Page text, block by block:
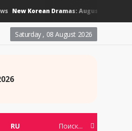
Korean Dramas: August 2026
Saturday , 08 August 2026
RU